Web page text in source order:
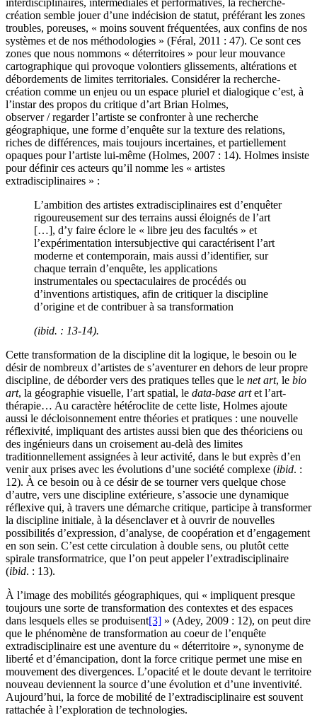
interdisciplinaires, intermédiales et performatives, la recherche-
création semble jouer d’une indécision de statut, préférant les zones
troubles, poreuses, « moins souvent fréquentées, aux confins de nos
systèmes et de nos méthodologies » (Féral, 2011 : 47). Ce sont ces
zones que nous nommons « déterritoires » pour leur mouvance
cartographique qui provoque volontiers glissements, altérations et
débordements de limites territoriales. Considérer la recherche-
création comme un enjeu ou un espace pluriel et dialogique c’est, à
l’instar des propos du critique d’art Brian Holmes,
observer / regarder l’artiste se confronter à une recherche
géographique, une forme d’enquête sur la texture des relations,
riches de différences, mais toujours incertaines, et partiellement
opaques pour l’artiste lui-même (Holmes, 2007 : 14). Holmes insiste
pour définir ces acteurs qu’il nomme les « artistes
extradisciplinaires » :
L’ambition des artistes extradisciplinaires est d’enquêter
rigoureusement sur des terrains aussi éloignés de l’art
[…], d’y faire éclore le « libre jeu des facultés » et
l’expérimentation intersubjective qui caractérisent l’art
moderne et contemporain, mais aussi d’identifier, sur
chaque terrain d’enquête, les applications
instrumentales ou spectaculaires de procédés ou
d’inventions artistiques, afin de critiquer la discipline
d’origine et de contribuer à sa transformation
(ibid. : 13-14).
Cette transformation de la discipline dit la logique, le besoin ou le
désir de nombreux d’artistes de s’aventurer en dehors de leur propre
discipline, de déborder vers des pratiques telles que le net art, le bio
art, la géographie visuelle, l’art spatial, le data-base artet l’art-
thérapie… Au caractère hétéroclite de cette liste, Holmes ajoute
aussi le décloisonnement entre théories et pratiques : une nouvelle
réflexivité, impliquant des artistes aussi bien que des théoriciens ou
des ingénieurs dans un croisement au-delà des limites
traditionnellement assignées à leur activité, dans le but exprès d’en
venir aux prises avec les évolutions d’une société complexe (ibid. :
12). À ce besoin ou à ce désir de se tourner vers quelque chose
d’autre, vers une discipline extérieure, s’associe une dynamique
réflexive qui, à travers une démarche critique, participe à transformer
la discipline initiale, à la désenclaver et à ouvrir de nouvelles
possibilités d’expression, d’analyse, de coopération et d’engagement
en son sein. C’est cette circulation à double sens, ou plutôt cette
spirale transformatrice, que l’on peut appeler l’extradisciplinaire
(ibid. : 13).
À l’image des mobilités géographiques, qui « impliquent presque
toujours une sorte de transformation des contextes et des espaces
dans lesquels elles se produisent[3] » (Adey, 2009 : 12), on peut dire
que le phénomène de transformation au coeur de l’enquête
extradisciplinaire est une aventure du « déterritoire », synonyme de
liberté et d’émancipation, dont la force critique permet une mise en
mouvement des divergences. L’opacité et le doute devant le territoire
nouveau deviennent la source d’une évolution et d’une inventivité.
Aujourd’hui, la force de mobilité de l’extradisciplinaire est souvent
rattachée à l’exploration de technologies.